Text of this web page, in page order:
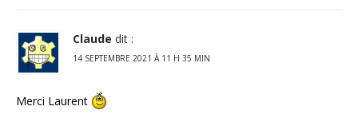
Claude dit :
14 SEPTEMBRE 2021 À 11 H 35 MIN
Merci Laurent